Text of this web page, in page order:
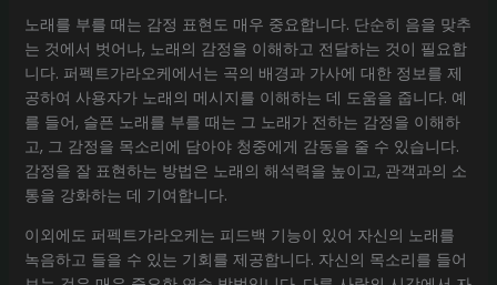
노래를 부를 때는 감정 표현도 매우 중요합니다. 단순히 음을 맞추
는 것에서 벗어나, 노래의 감정을 이해하고 전달하는 것이 필요합
니다. 퍼펙트가라오케에서는 곡의 배경과 가사에 대한 정보를 제
공하여 사용자가 노래의 메시지를 이해하는 데 도움을 줍니다. 예
를 들어, 슬픈 노래를 부를 때는 그 노래가 전하는 감정을 이해하
고, 그 감정을 목소리에 담아야 청중에게 감동을 줄 수 있습니다.
감정을 잘 표현하는 방법은 노래의 해석력을 높이고, 관객과의 소
통을 강화하는 데 기여합니다.
이외에도 퍼펙트가라오케는 피드백 기능이 있어 자신의 노래를
녹음하고 들을 수 있는 기회를 제공합니다. 자신의 목소리를 들어